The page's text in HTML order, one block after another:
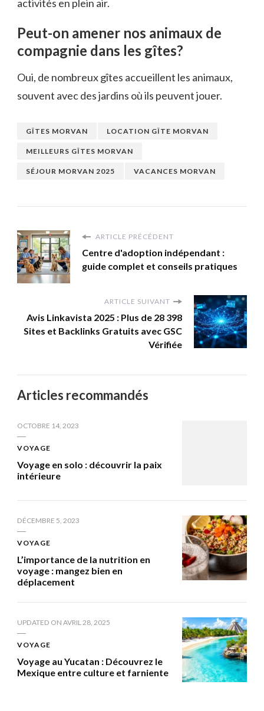
activités en plein air.
Peut-on amener nos animaux de
compagnie dans les gîtes?
Oui, de nombreux gîtes accueillent les animaux,
souvent avec des jardins où ils peuvent jouer.
GÎTES MORVAN LOCATION GÎTE MORVAN
MEILLEURS GÎTES MORVAN
SÉJOUR MORVAN 2025 VACANCES MORVAN
ARTICLE PRÉCÉDENT
Centre d'adoption indépendant :
guide complet et conseils pratiques
ARTICLE SUIVANT
Avis Linkavista 2025 : Plus de 28 398
Sites et Backlinks Gratuits avec GSC
Vérifiée
Articles recommandés
OCTOBRE 14, 2023
VOYAGE
Voyage en solo : découvrir la paix
intérieure
DÉCEMBRE 5, 2023
VOYAGE
L’importance de la nutrition en
voyage : mangez bien en
déplacement
UPDATED ON AVRIL 28, 2025
VOYAGE
Voyage au Yucatan : Découvrez le
Mexique entre culture et farniente